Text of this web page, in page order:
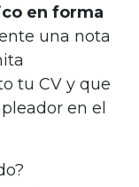
en forma
una nota
tu CV y que
en el